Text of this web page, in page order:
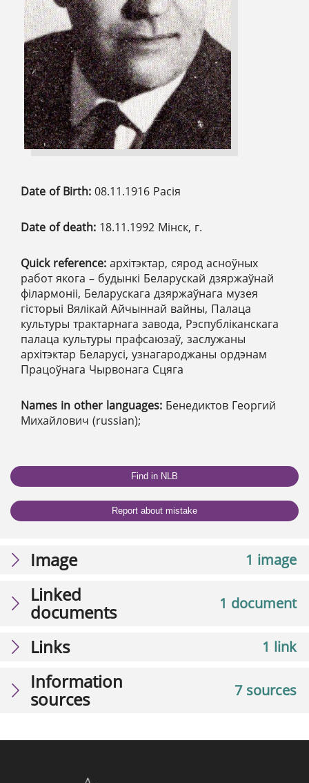
Date of Birth: 08.11.1916 Расія
Date of death: 18.11.1992 Мінск, г.
Quick reference: архітэктар, сярод асноўных
работ якога – будынкі Беларускай дзяржаўнай
філармоніі, Беларускага дзяржаўнага музея
гісторыі Вялікай Айчыннай вайны, Палаца
культуры трактарнага завода, Рэспубліканскага
палаца культуры прафсаюзаў, заслужаны
архітэктар Беларусі, узнагароджаны ордэнам
Працоўнага Чырвонага Сцяга
Names in other languages: Бенедиктов Георгий
Михайлович (russian);
Find in NLB
Report about mistake
1 image
Image
1 document
Linked
documents
1 link
Links
7 sources
Information
sources